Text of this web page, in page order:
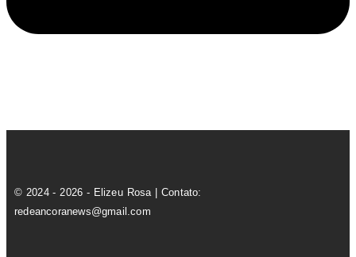
© 2024 - 2026 - Elizeu Rosa | Contato:
redeancoranews@gmail.com